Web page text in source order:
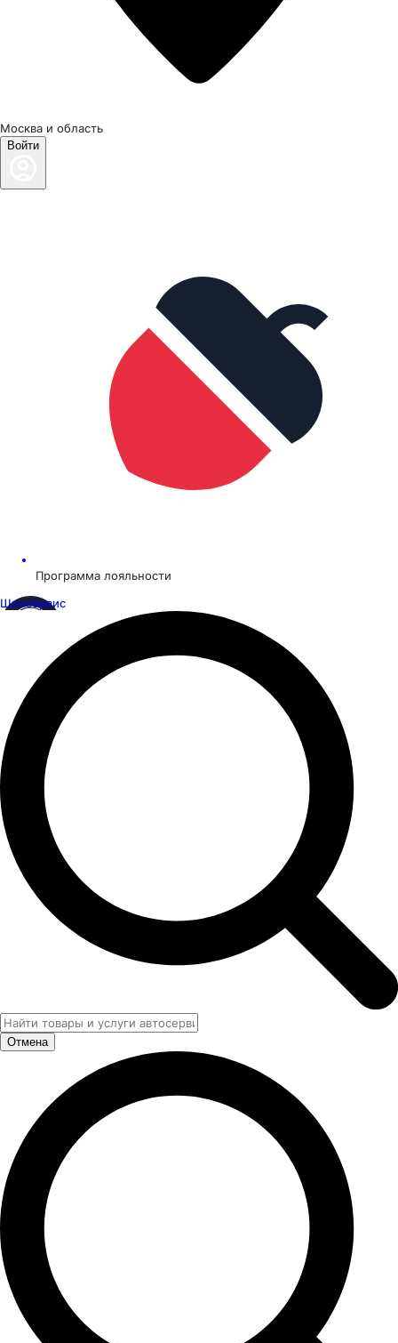
Москва и область
Войти
Программа лояльности
Шинсервис
Отмена